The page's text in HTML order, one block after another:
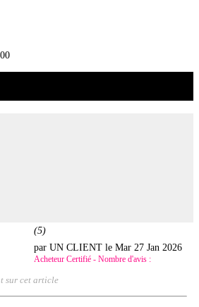
(5)
par UN CLIENT leMar 27 Jan 2026
Acheteur Certifié - Nombre d'avis :
sur cet article